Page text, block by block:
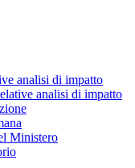
analisi di impatto
analisi di impatto
Ministero